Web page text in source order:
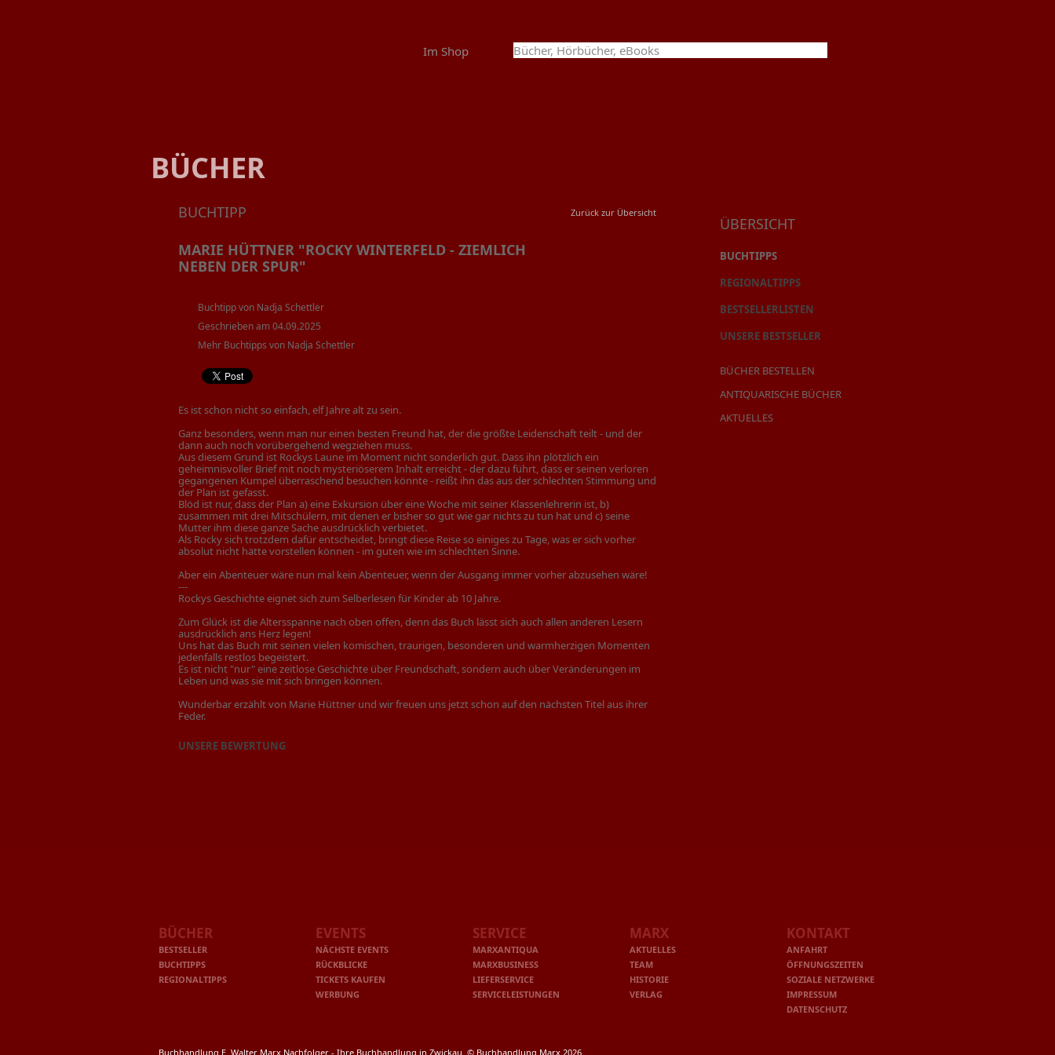
Im Shop
BÜCHER
BUCHTIPP Zurück zur Übersicht
MARIE HÜTTNER "ROCKY WINTERFELD - ZIEMLICH
NEBEN DER SPUR"
Buchtipp von Nadja Schettler
Geschrieben am 04.09.2025
Mehr Buchtipps von Nadja Schettler
Es ist schon nicht so einfach, elf Jahre alt zu sein.
Ganz besonders, wenn man nur einen besten Freund hat, der die größte Leidenschaft teilt - und der
dann auch noch vorübergehend wegziehen muss.
Aus diesem Grund ist Rockys Laune im Moment nicht sonderlich gut. Dass ihn plötzlich ein
geheimnisvoller Brief mit noch mysteriöserem Inhalt erreicht - der dazu führt, dass er seinen verloren
gegangenen Kumpel überraschend besuchen könnte - reißt ihn das aus der schlechten Stimmung und
der Plan ist gefasst.
Blöd ist nur, dass der Plan a) eine Exkursion über eine Woche mit seiner Klassenlehrerin ist, b)
zusammen mit drei Mitschülern, mit denen er bisher so gut wie gar nichts zu tun hat und c) seine
Mutter ihm diese ganze Sache ausdrücklich verbietet.
Als Rocky sich trotzdem dafür entscheidet, bringt diese Reise so einiges zu Tage, was er sich vorher
absolut nicht hätte vorstellen können - im guten wie im schlechten Sinne.
Aber ein Abenteuer wäre nun mal kein Abenteuer, wenn der Ausgang immer vorher abzusehen wäre!
---
Rockys Geschichte eignet sich zum Selberlesen für Kinder ab 10 Jahre.
Zum Glück ist die Altersspanne nach oben offen, denn das Buch lässt sich auch allen anderen Lesern
ausdrücklich ans Herz legen!
Uns hat das Buch mit seinen vielen komischen, traurigen, besonderen und warmherzigen Momenten
jedenfalls restlos begeistert.
Es ist nicht "nur" eine zeitlose Geschichte über Freundschaft, sondern auch über Veränderungen im
Leben und was sie mit sich bringen können.
Wunderbar erzählt von Marie Hüttner und wir freuen uns jetzt schon auf den nächsten Titel aus ihrer
Feder.
UNSERE BEWERTUNG
ÜBERSICHT
BUCHTIPPS
REGIONALTIPPS
BESTSELLERLISTEN
UNSERE BESTSELLER
BÜCHER BESTELLEN
ANTIQUARISCHE BÜCHER
AKTUELLES
BÜCHER
BESTSELLER
BUCHTIPPS
REGIONALTIPPS
EVENTS
NÄCHSTE EVENTS
RÜCKBLICKE
TICKETS KAUFEN
WERBUNG
SERVICE
MARXANTIQUA
MARXBUSINESS
LIEFERSERVICE
SERVICELEISTUNGEN
MARX
AKTUELLES
TEAM
HISTORIE
VERLAG
KONTAKT
ANFAHRT
ÖFFNUNGSZEITEN
SOZIALE NETZWERKE
IMPRESSUM
DATENSCHUTZ
Buchhandlung E. Walter Marx Nachfolger - Ihre Buchhandlung in Zwickau. © Buchhandlung Marx 2026